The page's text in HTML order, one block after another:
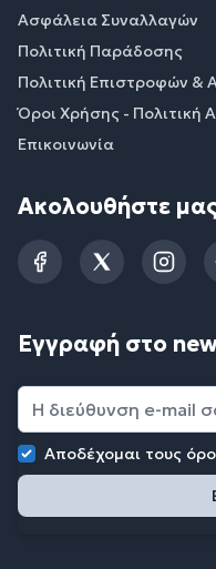
Ασφάλεια Συναλλαγών
Πολιτική Παράδοσης
Πολιτική Επιστροφών &
Όροι Χρήσης - Πολιτική
Επικοινωνία
Ακολουθήστε
FacebookTwitter
Εγγραφή στο
Αποδέχομαι τους